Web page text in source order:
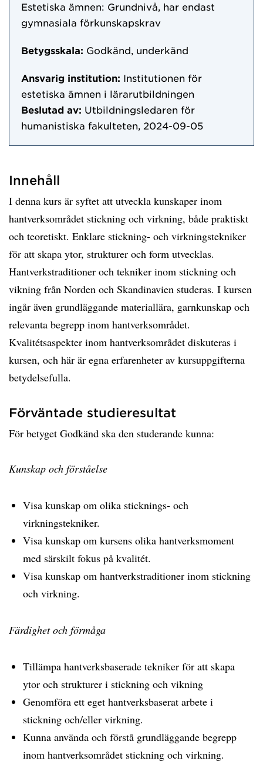
Estetiska ämnen: Grundnivå, har endast
gymnasiala förkunskapskrav
Betygsskala: Godkänd, underkänd
Ansvarig institution: Institutionen för
estetiska ämnen i lärarutbildningen
Beslutad av: Utbildningsledaren för
humanistiska fakulteten, 2024-09-05
Innehåll
I denna kurs är syftet att utveckla kunskaper inom
hantverksområdet stickning och virkning, både praktiskt
och teoretiskt. Enklare stickning- och virkningstekniker
för att skapa ytor, strukturer och form utvecklas.
Hantverkstraditioner och tekniker inom stickning och
vikning från Norden och Skandinavien studeras. I kursen
ingår även grundläggande materiallära, garnkunskap och
relevanta begrepp inom hantverksområdet.
Kvalitétsaspekter inom hantverksområdet diskuteras i
kursen, och här är egna erfarenheter av kursuppgifterna
betydelsefulla.
Förväntade studieresultat
För betyget Godkänd ska den studerande kunna:
Kunskap och förståelse
Visa kunskap om olika sticknings- och
virkningstekniker.
Visa kunskap om kursens olika hantverksmoment
med särskilt fokus på kvalitét.
Visa kunskap om hantverkstraditioner inom stickning
och virkning.
Färdighet och förmåga
Tillämpa hantverksbaserade tekniker för att skapa
ytor och strukturer i stickning och vikning
Genomföra ett eget hantverksbaserat arbete i
stickning och/eller virkning.
Kunna använda och förstå grundläggande begrepp
inom hantverksområdet stickning och virkning.